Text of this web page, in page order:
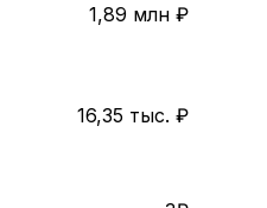
1,89 млн ₽
16,35 тыс. ₽